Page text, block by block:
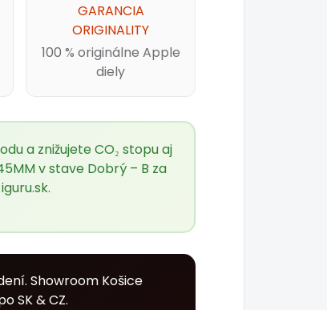
GARANCIA
ORIGINALITY
100 % originálne Apple
diely
a znižujete CO₂ stopu aj
v stave Dobrý – B za
iguru.sk.
Showroom Košice
SK & CZ.